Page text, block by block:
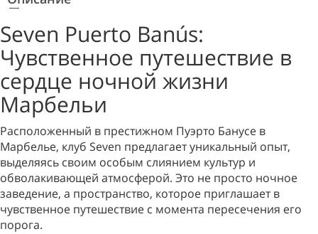
Seven Puerto Banús:
Чувственное путешествие в
сердце ночной жизни
Марбельи
Расположенный в престижном Пуэрто Банусе в
Марбелье, клуб Seven предлагает уникальный опыт,
выделяясь своим особым слиянием культур и
обволакивающей атмосферой. Это не просто ночное
заведение, а пространство, которое приглашает в
чувственное путешествие с момента пересечения его
порога.